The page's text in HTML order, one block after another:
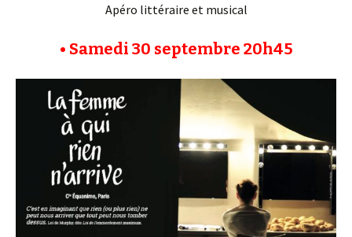
Apéro littéraire et musical
• Samedi 30 septembre 20h45